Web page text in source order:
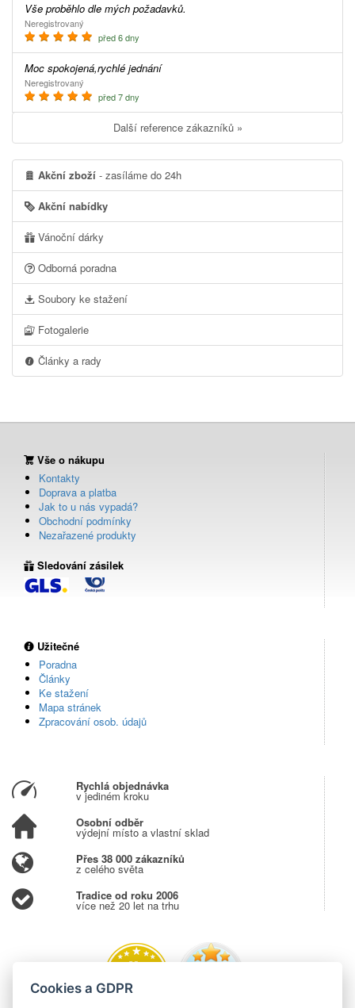
Vše proběhlo dle mých požadavků.
Neregistrovaný
před 6 dny
Moc spokojená,rychlé jednání
Neregistrovaný
před 7 dny
Další reference zákazníků »
Akční zboží - zasíláme do 24h
Akční nabídky
Vánoční dárky
Odborná poradna
Soubory ke stažení
Fotogalerie
Články a rady
Vše o nákupu
Kontakty
Doprava a platba
Jak to u nás vypadá?
Obchodní podmínky
Nezařazené produkty
Sledování zásilek
Užitečné
Poradna
Články
Ke stažení
Mapa stránek
Zpracování osob. údajů
Rychlá objednávka
v jediném kroku
Osobní odběr
výdejní místo a vlastní sklad
Přes 38 000 zákazníků
z celého světa
Tradice od roku 2006
více než 20 let na trhu
Cookies a GDPR